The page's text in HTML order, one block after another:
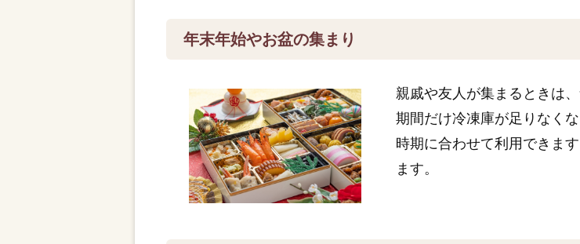
年末年始やお盆の集まり
親戚や友人が集まるときは
期間だけ冷凍庫が足りなく
時期に合わせて利用できま
ます。